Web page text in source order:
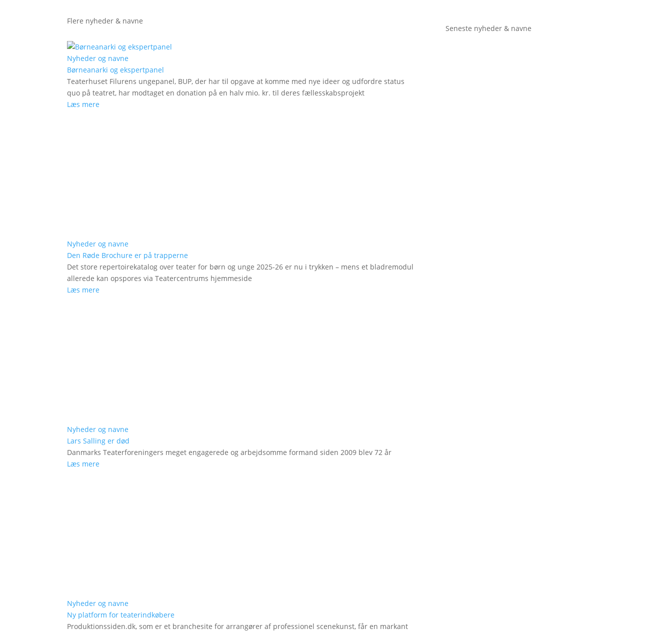
Flere nyheder & navne
Nyheder og navne
Børneanarki og ekspertpanel
Teaterhuset Filurens ungepanel, BUP, der har til opgave at komme med nye ideer og udfordre status
quo på teatret, har modtaget en donation på en halv mio. kr. til deres fællesskabsprojekt
Læs mere
Nyheder og navne
Den Røde Brochure er på trapperne
Det store repertoirekatalog over teater for børn og unge 2025-26 er nu i trykken – mens et bladremodul
allerede kan opspores via Teatercentrums hjemmeside
Læs mere
Nyheder og navne
Lars Salling er død
Danmarks Teaterforeningers meget engagerede og arbejdsomme formand siden 2009 blev 72 år
Læs mere
Nyheder og navne
Ny platform for teaterindkøbere
Produktionssiden.dk, som er et branchesite for arrangører af professionel scenekunst, får en markant
Seneste nyheder & navne